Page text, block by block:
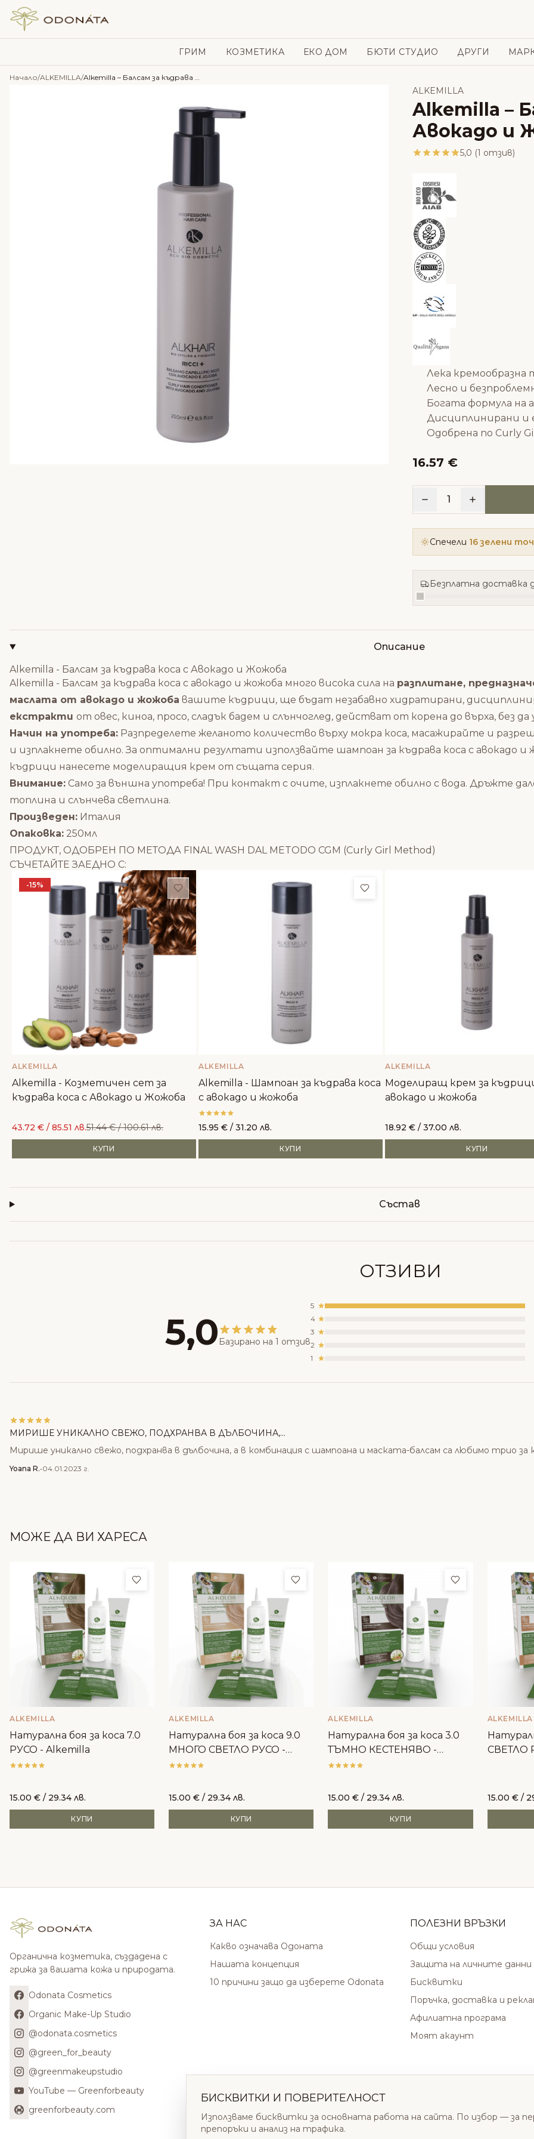
Skip to content
ГРИМ КОЗМЕТИКА ЕКО ДОМ БЮТИ СТУДИО ДРУГИ
Начало/ALKEMILLA/ Alkemilla – Балсам за къдрава коса с Авокадо и Жожоба
ALKEMILLA
Alkemilla –
Авокадо и
5,0 (1 отзив)
Лека кремообразна
Лесно и
Богата формула на
Дисциплинирани и
Одобрена по Curly
16.57 €
1
Спечели 16 зелени
Безплатна доставка
Описание
Alkemilla - Балсам за къдрава коса с Авокадо и Жожоба
Alkemilla - Балсам за къдрава коса с авокадо и жожоба много висока сила на разплитане,
маслата от авокадо и жожоба вашите къдрици, ще бъдат незабавно хидратирани,
екстракти от овес, киноа, просо, сладък бадем и слънчоглед, действат от корена до върха, без
Начин на употреба: Разпределете желаното количество върху мокра коса, масажирайте и
и изплакнете обилно. За оптимални резултати използвайте шампоан за къдрава коса с авокадо и
къдрици нанесете моделиращия крем от същата серия.
Внимание: Само за външна употреба! При контакт с очите, изплакнете обилно с вода. Дръжте
топлина и слънчева светлина.
Произведен: Италия
Опаковка: 250мл
ПРОДУКТ, ОДОБРЕН ПО МЕТОДА FINAL WASH DAL METODO CGM (Curly Girl Method)
СЪЧЕТАЙТЕ ЗАЕДНО С:
-15% Добави в любими
ALKEMILLA
Alkemilla - Kозметичен сет за
къдрава коса с Авокадо и Жожоба
43.72 € / 85.51 лв.51.44€/ 100.61 лв.
КУПИ
Добави в любими
ALKEMILLA
Alkemilla - Шампоан за къдрава коса
с авокадо и жожоба
15.95 € / 31.20 лв.
КУПИ
ALKEMILLA
Моделиращ крем за
авокадо и жожоба
18.92 € / 37.00 лв.
КУПИ
Състав
ОТЗИВИ
5,0 Базирано на 1 отзив
5
4
3
2
1
МИРИШЕ УНИКАЛНО СВЕЖО, ПОДХРАНВА В ДЪЛБОЧИНА,...
Мирише уникално свежо, подхранва в дълбочина, а в комбинация с шампоана и маската-балсам са любимо трио за
Yoana R.•04.01.2023 г.
МОЖЕ ДА ВИ ХАРЕСА
Добави в любими
ALKEMILLA
Натурална боя за коса 7.0
РУСО - Alkemilla
15.00 € / 29.34 лв.
КУПИ
Добави в любими
ALKEMILLA
Натурална боя за коса 9.0
МНОГО СВЕТЛО РУСО -
Alkemilla
15.00€ / 29.34 лв.
КУПИ
Добави в
ALKEMILLA
Натурална боя за коса 3.0
ТЪМНО КЕСТЕНЯВО -
Alkemilla
15.00€ / 29.34 лв.
КУПИ
ALKEMILLA
СВЕТЛО
15.00 €/
Органична козметика, създадена с
грижа за вашата кожа и природата.
Odonata Cosmetics
Organic Make-Up Studio
@odonata.cosmetics
@green_for_beauty
@greenmakeupstudio
YouTube — Greenforbeauty
greenforbeauty.com
ЗА НАС
Какво означава Одоната
Нашата концепция
10 причини защо да изберете Odonata
ПОЛЕЗНИ ВРЪЗКИ
Общи условия
Защита на личните данни
Бисквитки
Поръчка, доставка и
Афилиатна програма
Моят акаунт
БИСКВИТКИ И ПОВЕРИТЕЛНОСТ
Използваме бисквитки за основната работа на сайта. По избор — за
препоръки и анализ на трафика.